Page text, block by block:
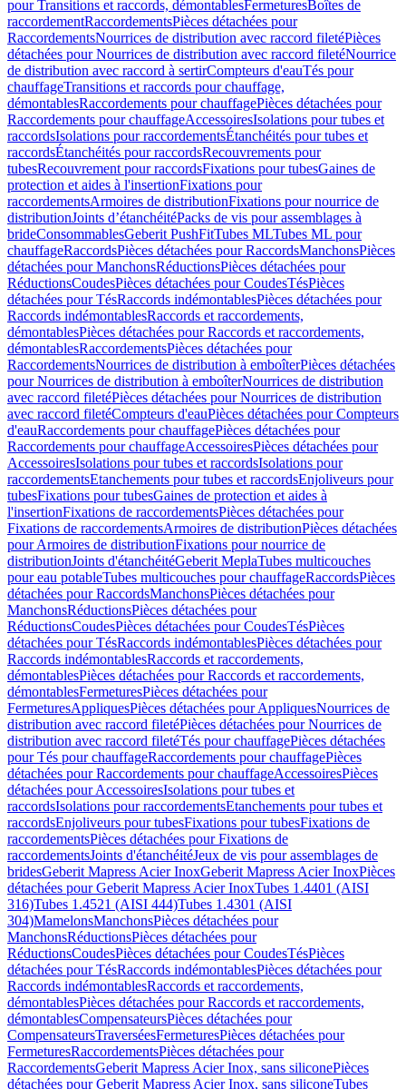
pour Transitions et raccords, démontablesFermeturesBoîtes de
raccordementRaccordementsPièces détachées pour
RaccordementsNourrices de distribution avec raccord filetéPièces
détachées pour Nourrices de distribution avec raccord filetéNourrice
de distribution avec raccord à sertirCompteurs d'eauTés pour
chauffageTransitions et raccords pour chauffage,
démontablesRaccordements pour chauffagePièces détachées pour
Raccordements pour chauffageAccessoiresIsolations pour tubes et
raccordsIsolations pour raccordementsÉtanchéités pour tubes et
raccordsÉtanchéités pour raccordsRecouvrements pour
tubesRecouvrement pour raccordsFixations pour tubesGaines de
protection et aides à l'insertionFixations pour
raccordementsArmoires de distributionFixations pour nourrice de
distributionJoints d’étanchéitéPacks de vis pour assemblages à
brideConsommablesGeberit PushFitTubes MLTubes ML pour
chauffageRaccordsPièces détachées pour RaccordsManchonsPièces
détachées pour ManchonsRéductionsPièces détachées pour
RéductionsCoudesPièces détachées pour CoudesTésPièces
détachées pour TésRaccords indémontablesPièces détachées pour
Raccords indémontablesRaccords et raccordements,
démontablesPièces détachées pour Raccords et raccordements,
démontablesRaccordementsPièces détachées pour
RaccordementsNourrices de distribution à emboîterPièces détachées
pour Nourrices de distribution à emboîterNourrices de distribution
avec raccord filetéPièces détachées pour Nourrices de distribution
avec raccord filetéCompteurs d'eauPièces détachées pour Compteurs
d'eauRaccordements pour chauffagePièces détachées pour
Raccordements pour chauffageAccessoiresPièces détachées pour
AccessoiresIsolations pour tubes et raccordsIsolations pour
raccordementsEtanchements pour tubes et raccordsEnjoliveurs pour
tubesFixations pour tubesGaines de protection et aides à
l'insertionFixations de raccordementsPièces détachées pour
Fixations de raccordementsArmoires de distributionPièces détachées
pour Armoires de distributionFixations pour nourrice de
distributionJoints d'étanchéitéGeberit MeplaTubes multicouches
pour eau potableTubes multicouches pour chauffageRaccordsPièces
détachées pour RaccordsManchonsPièces détachées pour
ManchonsRéductionsPièces détachées pour
RéductionsCoudesPièces détachées pour CoudesTésPièces
détachées pour TésRaccords indémontablesPièces détachées pour
Raccords indémontablesRaccords et raccordements,
démontablesPièces détachées pour Raccords et raccordements,
démontablesFermeturesPièces détachées pour
FermeturesAppliquesPièces détachées pour AppliquesNourrices de
distribution avec raccord filetéPièces détachées pour Nourrices de
distribution avec raccord filetéTés pour chauffagePièces détachées
pour Tés pour chauffageRaccordements pour chauffagePièces
détachées pour Raccordements pour chauffageAccessoiresPièces
détachées pour AccessoiresIsolations pour tubes et
raccordsIsolations pour raccordementsEtanchements pour tubes et
raccordsEnjoliveurs pour tubesFixations pour tubesFixations de
raccordementsPièces détachées pour Fixations de
raccordementsJoints d'étanchéitéJeux de vis pour assemblages de
bridesGeberit Mapress Acier InoxGeberit Mapress Acier InoxPièces
détachées pour Geberit Mapress Acier InoxTubes 1.4401 (AISI
316)Tubes 1.4521 (AISI 444)Tubes 1.4301 (AISI
304)MamelonsManchonsPièces détachées pour
ManchonsRéductionsPièces détachées pour
RéductionsCoudesPièces détachées pour CoudesTésPièces
détachées pour TésRaccords indémontablesPièces détachées pour
Raccords indémontablesRaccords et raccordements,
démontablesPièces détachées pour Raccords et raccordements,
démontablesCompensateursPièces détachées pour
CompensateursTraverséesFermeturesPièces détachées pour
FermeturesRaccordementsPièces détachées pour
RaccordementsGeberit Mapress Acier Inox, sans siliconePièces
détachées pour Geberit Mapress Acier Inox, sans siliconeTubes